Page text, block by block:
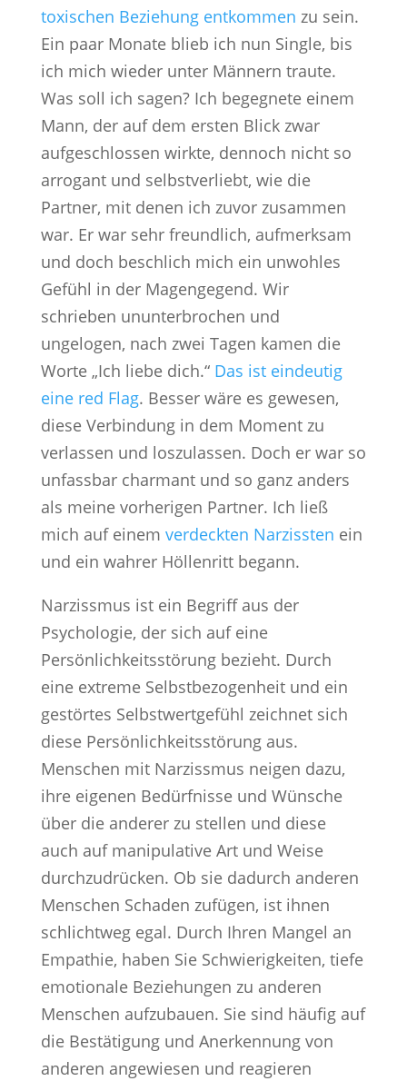
toxischen Beziehung entkommen zu sein.
Ein paar Monate blieb ich nun Single, bis
ich mich wieder unter Männern traute.
Was soll ich sagen? Ich begegnete einem
Mann, der auf dem ersten Blick zwar
aufgeschlossen wirkte, dennoch nicht so
arrogant und selbstverliebt, wie die
Partner, mit denen ich zuvor zusammen
war. Er war sehr freundlich, aufmerksam
und doch beschlich mich ein unwohles
Gefühl in der Magengegend. Wir
schrieben ununterbrochen und
ungelogen, nach zwei Tagen kamen die
Worte „Ich liebe dich.“ Das ist eindeutig
eine red Flag. Besser wäre es gewesen,
diese Verbindung in dem Moment zu
verlassen und loszulassen. Doch er war so
unfassbar charmant und so ganz anders
als meine vorherigen Partner. Ich ließ
mich auf einem verdeckten Narzissten ein
und ein wahrer Höllenritt begann.
Narzissmus ist ein Begriff aus der
Psychologie, der sich auf eine
Persönlichkeitsstörung bezieht. Durch
eine extreme Selbstbezogenheit und ein
gestörtes Selbstwertgefühl zeichnet sich
diese Persönlichkeitsstörung aus.
Menschen mit Narzissmus neigen dazu,
ihre eigenen Bedürfnisse und Wünsche
über die anderer zu stellen und diese
auch auf manipulative Art und Weise
durchzudrücken. Ob sie dadurch anderen
Menschen Schaden zufügen, ist ihnen
schlichtweg egal. Durch Ihren Mangel an
Empathie, haben Sie Schwierigkeiten, tiefe
emotionale Beziehungen zu anderen
Menschen aufzubauen. Sie sind häufig auf
die Bestätigung und Anerkennung von
anderen angewiesen und reagieren